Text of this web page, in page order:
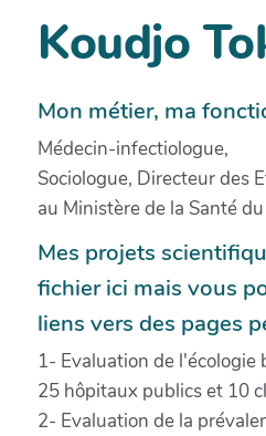
Koudjo
Mon métier, ma
Médecin-infectiologue,
Sociologue, Directeur des
au Ministère de la Santé
Mes projets
fichier ici mais vous
liens vers des pages
1- Evaluation de
25 hôpitaux publics et 10
2- Evaluation de la